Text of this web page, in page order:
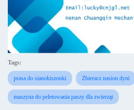
Tags:
prasa do sianokiszonki Zbieracz nasion dyni
maszyna do peletowania paszy dla zwierząt